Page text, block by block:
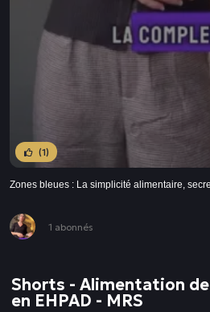
(1)
Zones bleues : La simplicité alimentaire,
1 abonnés
Shorts - Alimentation
en EHPAD - MRS